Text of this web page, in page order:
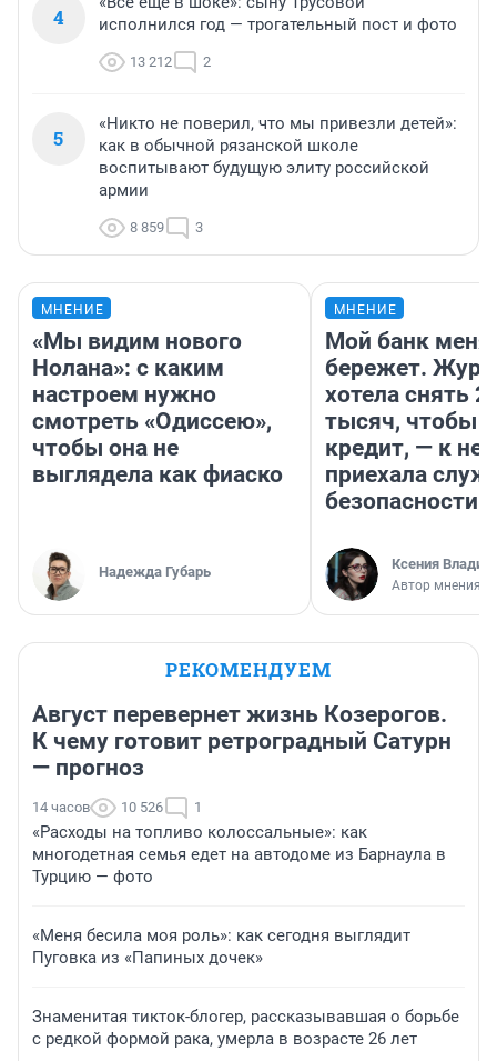
4
исполнился год — трогательный пост и фото
13 212 2
5
«Никто не поверил, что мы привезли детей»:
как в обычной рязанской школе
воспитывают будущую элиту российской
армии
8 859 3
МНЕНИЕ
«Мы видим нового
Нолана»: с каким
настроем нужно
смотреть «Одиссею»,
чтобы она не
выглядела как фиаско
Надежда Губарь
МНЕНИЕ
Мой банк меня
бережет.
хотела снять
тысяч, чтобы
кредит, — к
приехала
безопасности
Ксения
Автор мнения
РЕКОМЕНДУЕМ
Август перевернет жизнь Козерогов.
К чему готовит ретроградный Сатурн
— прогноз
14 часов 10 526 1
«Расходы на топливо колоссальные»: как
многодетная семья едет на автодоме из Барнаула в
Турцию — фото
«Меня бесила моя роль»: как сегодня выглядит
Пуговка из «Папиных дочек»
Знаменитая тикток-блогер, рассказывавшая о борьбе
с редкой формой рака, умерла в возрасте 26 лет